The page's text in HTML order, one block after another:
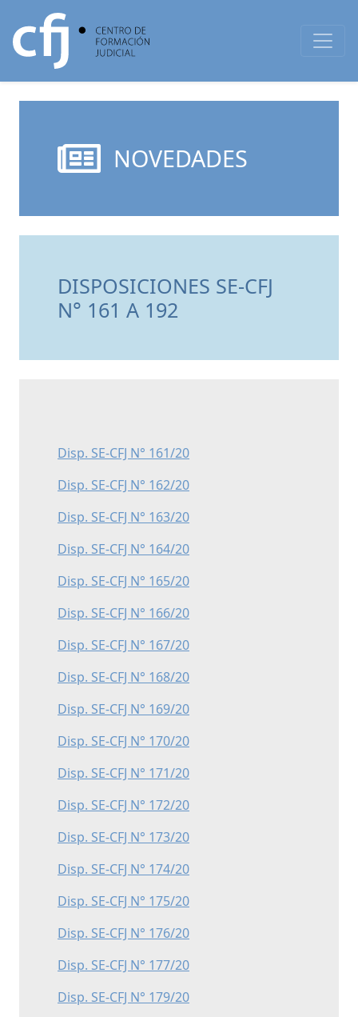
NOVEDADES
DISPOSICIONES SE-CFJ
N° 161 A 192
Disp. SE-CFJ N° 161/20
Disp. SE-CFJ N° 162/20
Disp. SE-CFJ N° 163/20
Disp. SE-CFJ N° 164/20
Disp. SE-CFJ N° 165/20
Disp. SE-CFJ N° 166/20
Disp. SE-CFJ N° 167/20
Disp. SE-CFJ N° 168/20
Disp. SE-CFJ N° 169/20
Disp. SE-CFJ N° 170/20
Disp. SE-CFJ N° 171/20
Disp. SE-CFJ N° 172/20
Disp. SE-CFJ N° 173/20
Disp. SE-CFJ N° 174/20
Disp. SE-CFJ N° 175/20
Disp. SE-CFJ N° 176/20
Disp. SE-CFJ N° 177/20
Disp. SE-CFJ N° 179/20